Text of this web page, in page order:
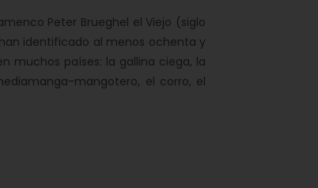
Peter Brueghel el Viejo (siglo
identificado al menos ochenta y
muchos países: la gallina ciega, la
mangotero, el corro, el